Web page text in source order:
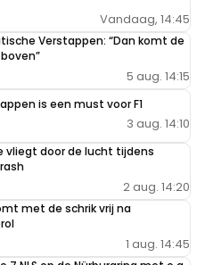
ronden in een nieuwe auto
Vandaag, 14:45
Verstappen: “Dan komt de
5 aug. 14:15
is een must voor F1
3 aug. 14:10
vliegt door de lucht tijdens
2 aug. 14:20
met de schrik vrij na
1 aug. 14:45